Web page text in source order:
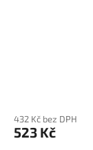
432 Kč bez DPH
523 Kč